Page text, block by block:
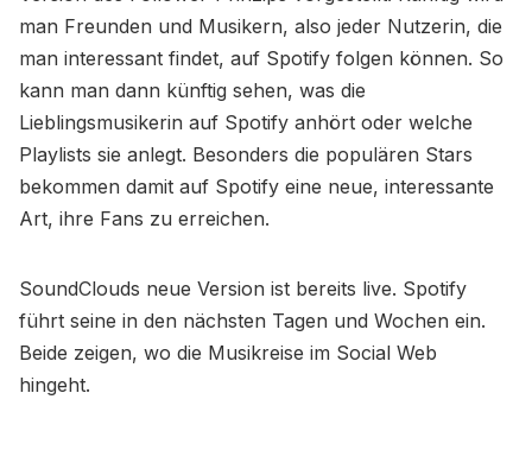
man Freunden und Musikern, also jeder Nutzerin, die
man interessant findet, auf Spotify folgen können. So
kann man dann künftig sehen, was die
Lieblingsmusikerin auf Spotify anhört oder welche
Playlists sie anlegt. Besonders die populären Stars
bekommen damit auf Spotify eine neue, interessante
Art, ihre Fans zu erreichen.
SoundClouds neue Version ist bereits live. Spotify
führt seine in den nächsten Tagen und Wochen ein.
Beide zeigen, wo die Musikreise im Social Web
hingeht.